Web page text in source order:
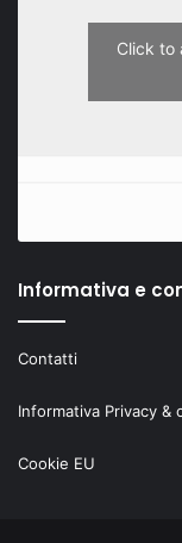
Click to
Informativa e
Contatti
Informativa Privacy &
Cookie EU